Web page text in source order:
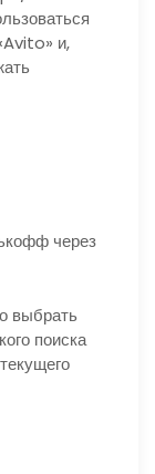
и,
через
выбрать
поиска